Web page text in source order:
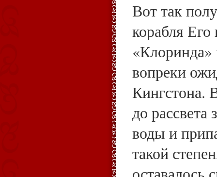
Вот так
корабля Его
«Клоринда»
вопреки
Кингстона.
до рассвета
воды и
такой